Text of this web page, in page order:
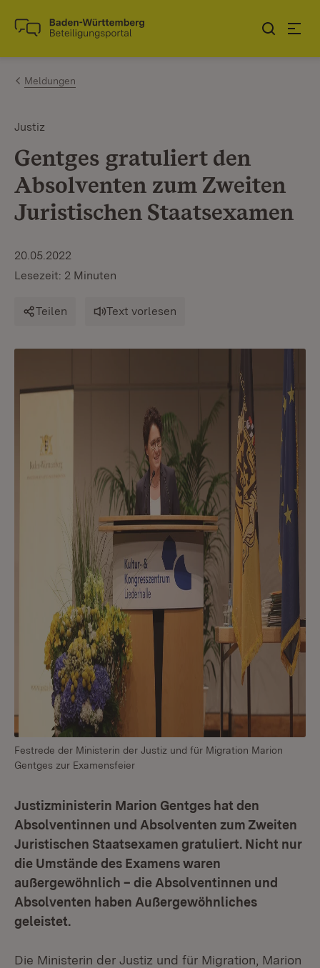
Zum Inhalt springen
Link zur Startseite
Meldungen
Justiz
Gentges gratuliert den
Absolventen zum Zweiten
Juristischen Staatsexamen
20.05.2022
Lesezeit: 2 Minuten
Teilen Text vorlesen
Festrede der Ministerin der Justiz und für Migration Marion
Gentges zur Examensfeier
Justizministerin Marion Gentges hat den
Absolventinnen und Absolventen zum Zweiten
Juristischen Staatsexamen gratuliert. Nicht nur
die Umstände des Examens waren
außergewöhnlich – die Absolventinnen und
Absolventen haben Außergewöhnliches
geleistet.
Die Ministerin der Justiz und für Migration, Marion